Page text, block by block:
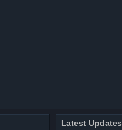
Latest Updates